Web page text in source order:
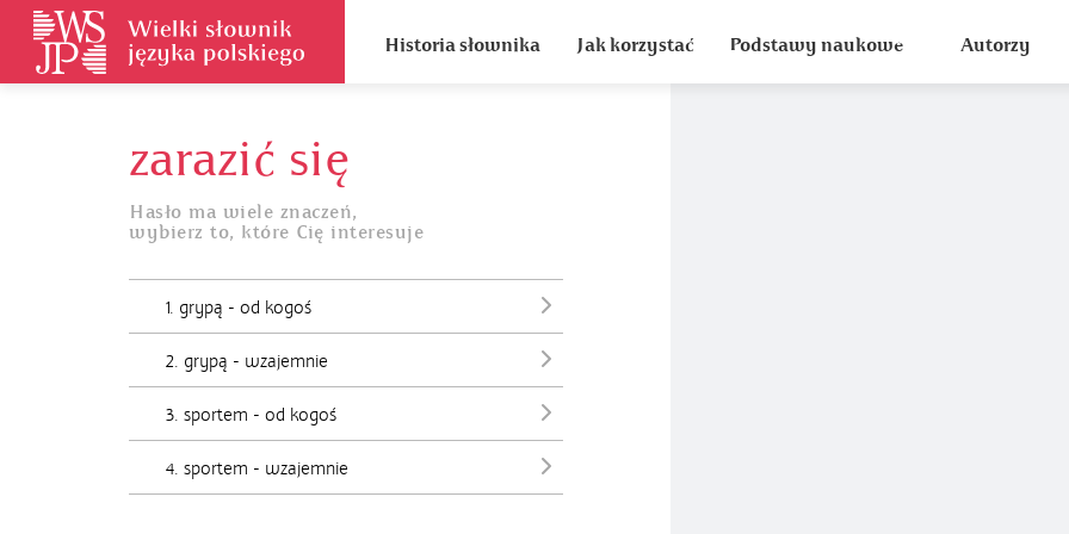
Historia słownika Jak korzystać Podstawy naukowe Autorzy
zarazić się
Hasło ma wiele znaczeń,
wybierz to, które Cię interesuje
1. grypą - od kogoś
2. grypą - wzajemnie
3. sportem - od kogoś
4. sportem - wzajemnie